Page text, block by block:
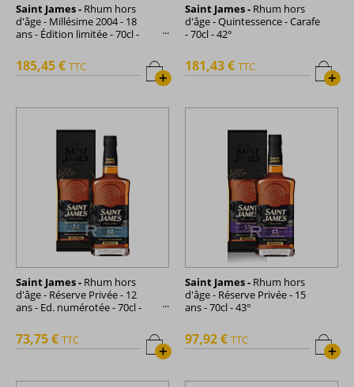
Saint James - Rhum hors
d'âge - Millésime 2004 - 18
ans - Édition limitée - 70cl -
+
185,45 € TTC
Saint James - Rhum hors
d'âge - Quintessence - Carafe
- 70cl - 42°
+
181,43 € TTC
Saint James - Rhum hors
d'âge - Réserve Privée - 12
ans - Ed. numérotée - 70cl -
+
73,75 € TTC
Saint James - Rhum hors
d'âge - Réserve Privée - 15
ans - 70cl - 43°
+
97,92 € TTC